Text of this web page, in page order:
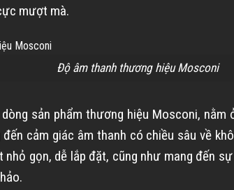
mượt mà.
Độ âm thanh thương hiệu Mosconi
sản phẩm thương hiệu Mosconi, nằm
đến cảm giác âm thanh có chiều sâu về
gọn, dễ lắp đặt, cũng như mang đến